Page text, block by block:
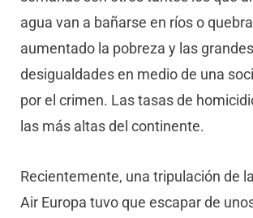
agua van a bañarse en ríos o
aumentado la pobreza y las grandes
desigualdades en medio de una
por el crimen. Las tasas de
las más altas del continente.
Recientemente, una tripulación de
Air Europa tuvo que escapar de